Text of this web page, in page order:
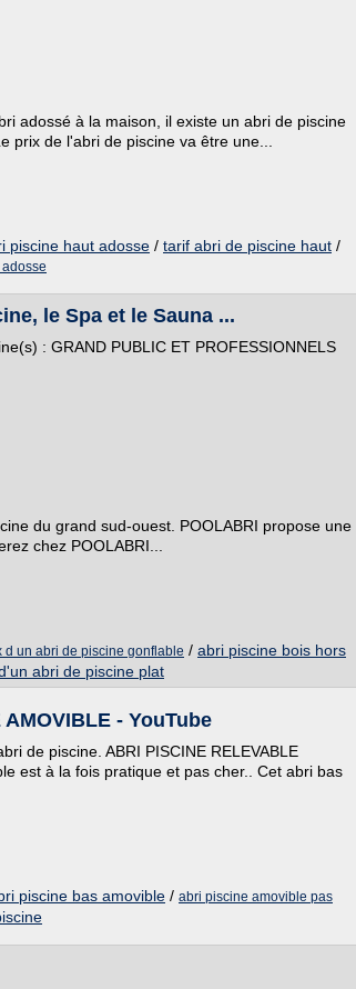
adossé à la maison, il existe un abri de piscine
prix de l'abri de piscine va être une...
piscine haut adosse / tarif abri de piscine haut /
le Spa et le Sauna ...
: GRAND PUBLIC ET PROFESSIONNELS
du grand sud-ouest. POOLABRI propose une
chez POOLABRI...
d un abri de piscine gonflable / abri piscine bois hors
abri de piscine plat
- YouTube
de piscine. ABRI PISCINE RELEVABLE
est à la fois pratique et pas cher.. Cet abri bas
piscine bas amovible / abri piscine amovible pas